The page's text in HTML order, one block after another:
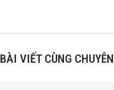
BÀI VIẾT CÙNG